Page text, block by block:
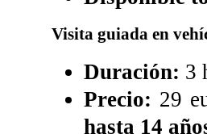
Visita guiada en
Duración: 3
Precio: 29
hasta 14